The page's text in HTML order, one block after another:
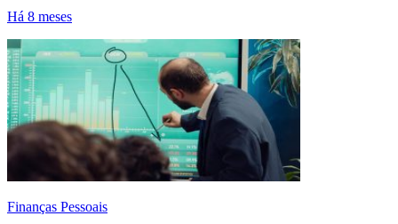
Há 8 meses
Finanças Pessoais